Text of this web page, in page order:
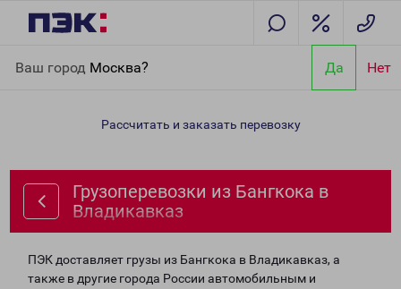
Ваш город Москва? Да Нет
Владикавказ
Рассчитать и заказать перевозку
Грузоперевозки из Бангкока в
Владикавказ
ПЭК доставляет грузы из Бангкока в Владикавказ, а
также в другие города России автомобильным и